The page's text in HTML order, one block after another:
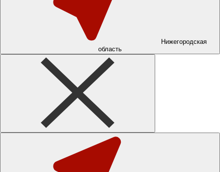
Нижегородская
область